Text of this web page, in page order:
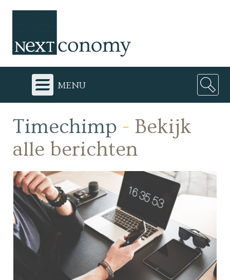
menu
Timechimp - Bekijk
alle berichten